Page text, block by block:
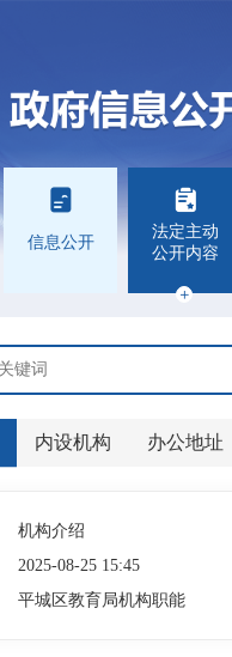

信息公开

法定主动
公开内容

内设机构 办公地址
机构介绍
2025-08-25 15:45
平城区教育局机构职能